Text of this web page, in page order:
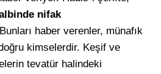
nifak
haber verenler, münafık
kimselerdir. Keşif ve
tevatür halindeki